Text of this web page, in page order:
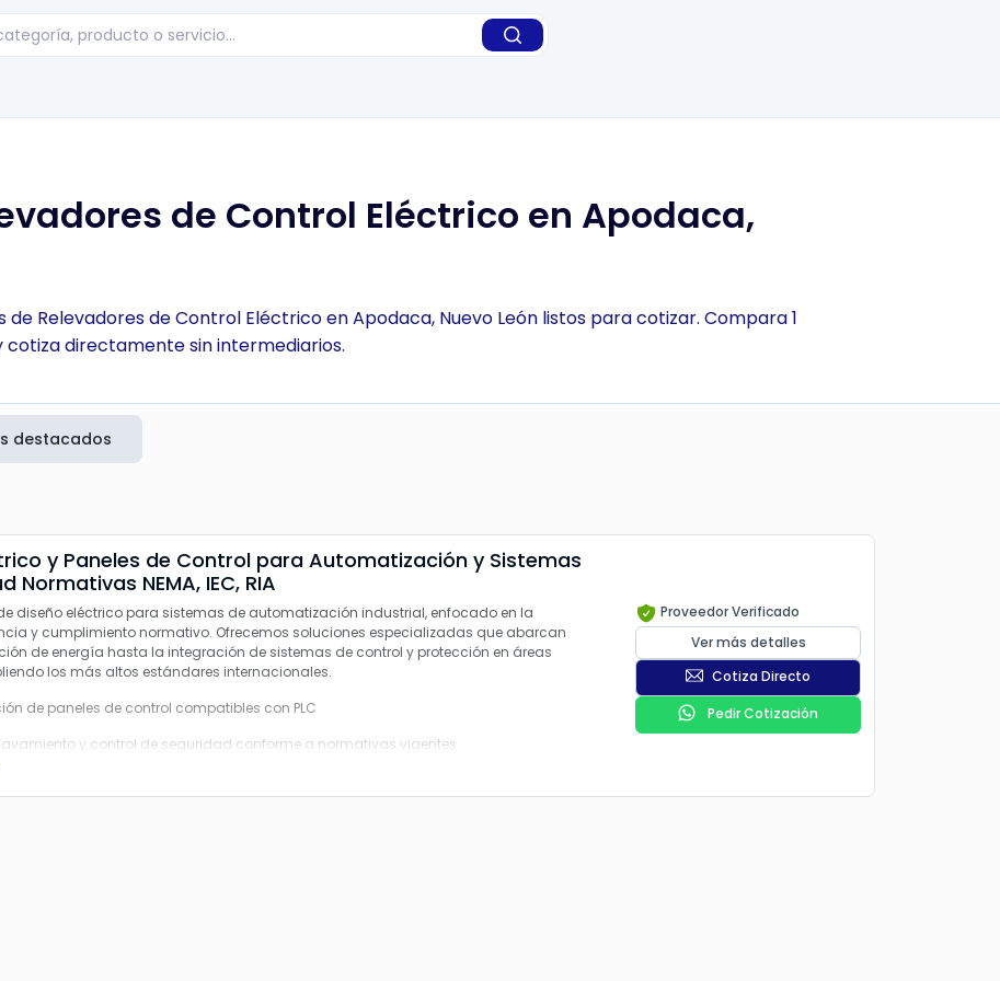
de Control Eléctrico en Apodaca,
Relevadores de Control Eléctrico en Apodaca, Nuevo León listos para cotizar. Compara 1
directamente sin intermediarios.
destacados
de Control para Automatización y Sistemas
Normativas NEMA, IEC, RIA
diseño eléctrico para sistemas de automatización industrial, enfocado en la
y cumplimiento normativo. Ofrecemos soluciones especializadas que abarcan
de energía hasta la integración de sistemas de control y protección en áreas
los más altos estándares internacionales.
de paneles de control compatibles con PLC
y control de seguridad conforme a normativas vigentes
para equipos de automatización y robótica
Proveedor Verificado
Ver más detalles
Cotiza Directo
Pedir Cotización